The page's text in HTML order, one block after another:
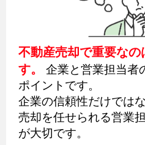
不動産売却で重要な
す。
企業と営業担当者
ポイントです。
企業の信頼性だけでは
売却を任せられる営業
が大切です。